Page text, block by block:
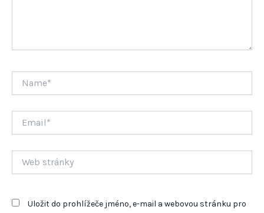
stránky
Uložit do prohlížeče jméno, e-mail a webovou stránku pro